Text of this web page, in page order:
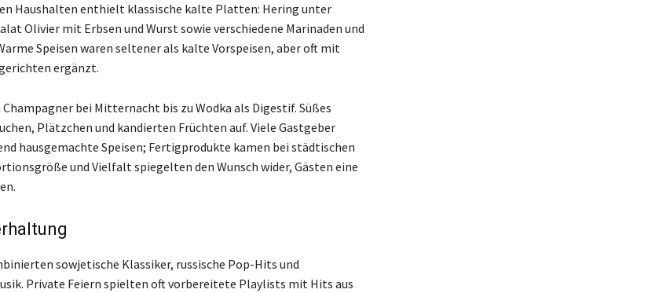
Haushalten enthielt klassische kalte Platten: Hering unter
Olivier mit Erbsen und Wurst sowie verschiedene Marinaden und
Speisen waren seltener als kalte Vorspeisen, aber oft mit
ergänzt.
bei Mitternacht bis zu Wodka als Digestif. Süßes
Plätzchen und kandierten Früchten auf. Viele Gastgeber
hausgemachte Speisen; Fertigprodukte kamen bei städtischen
und Vielfalt spiegelten den Wunsch wider, Gästen eine
sowjetische Klassiker, russische Pop-Hits und
Private Feiern spielten oft vorbereitete Playlists mit Hits aus